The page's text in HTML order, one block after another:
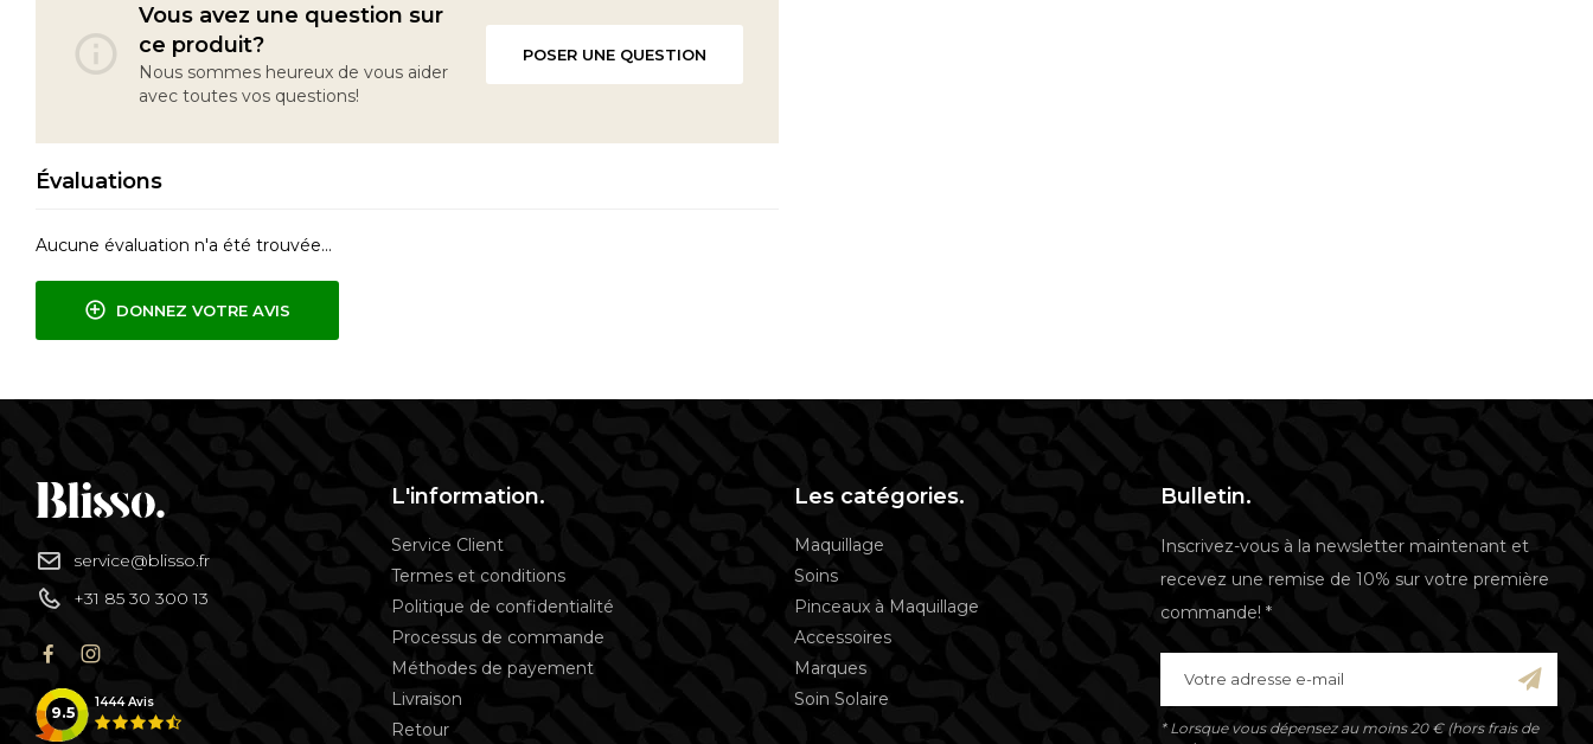
Vous avez une question sur
ce produit?
Nous sommes heureux de vous aider
avec toutes vos questions!
POSER UNE QUESTION
Évaluations
Aucune évaluation n'a été trouvée...
DONNEZ VOTRE AVIS
service@blisso.fr
+31 85 30 300 13
9.5
1444Avis
L'information.
Service Client
Termes et conditions
Politique de confidentialité
Processus de commande
Méthodes de payement
Livraison
Retour
Les catégories.
Maquillage
Soins
Pinceaux à Maquillage
Accessoires
Marques
Soin Solaire
Bulletin.
Inscrivez-vous à la newsletter maintenant et
recevez une remise de 10% sur votre première
commande! *
* Lorsque vous dépensez au moins 20 € (hors frais de